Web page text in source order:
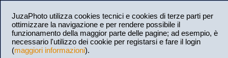
JuzaPhoto utilizza cookies tecnici e cookies di terze parti per
ottimizzare la navigazione e per rendere possibile il
funzionamento della maggior parte delle pagine; ad esempio, è
necessario l'utilizzo dei cookie per registarsi e fare il login
(maggiori informazioni).